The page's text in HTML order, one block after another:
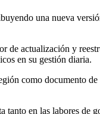
una nueva
actualización y
en su gestión diaria.
como documento
en las labores de